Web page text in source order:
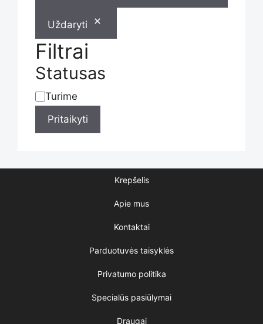
Uždaryti
Filtrai
Statusas
Statusas
Turime
Pritaikyti
Krepšelis
Apie mus
Kontaktai
Parduotuvės taisyklės
Privatumo politika
Specialūs pasiūlymai
Draugai